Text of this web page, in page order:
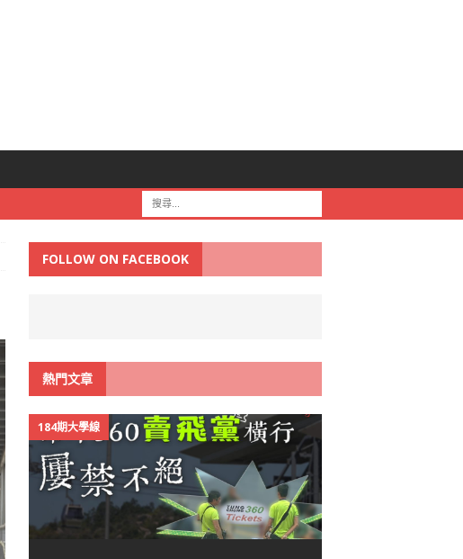
FOLLOW ON FACEBOOK
熱門文章
184期大學線